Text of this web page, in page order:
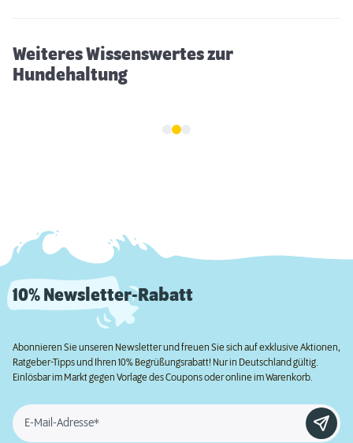
Weiteres Wissenswertes zur
Hundehaltung
10% Newsletter-Rabatt
Abonnieren Sie unseren Newsletter und freuen Sie sich auf exklusive Aktionen,
Ratgeber-Tipps und Ihren 10% Begrüßungsrabatt! Nur in Deutschland gültig.
Einlösbar im Markt gegen Vorlage des Coupons oder online im Warenkorb.
E-Mail-Adresse*